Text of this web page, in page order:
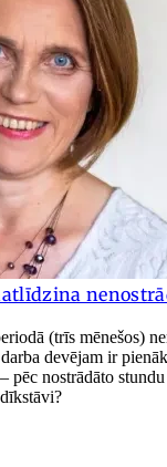
(trīs mēnešos)
devējam ir
pēc nostrādāto